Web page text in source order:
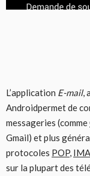
L’application E-mail,
Androidpermet de
messageries (comme
Gmail) et plus
protocoles POP,
sur la plupart des